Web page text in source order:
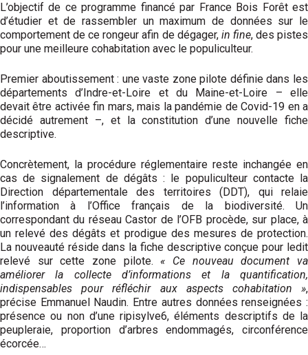
L’objectif de ce programme financé par France Bois Forêt est
d’étudier et de rassembler un maximum de données sur le
comportement de ce rongeur afin de dégager, in fine, des pistes
pour une meilleure cohabitation avec le populiculteur.
Premier aboutissement : une vaste zone pilote définie dans les
départements d’Indre-et-Loire et du Maine-et-Loire – elle
devait être activée fin mars, mais la pandémie de Covid-19 en a
décidé autrement –, et la constitution d’une nouvelle fiche
descriptive.
Concrètement, la procédure réglementaire reste inchangée en
cas de signalement de dégâts : le populiculteur contacte la
Direction départementale des territoires (DDT), qui relaie
l’information à l’Office français de la biodiversité. Un
correspondant du réseau Castor de l’OFB procède, sur place, à
un relevé des dégâts et prodigue des mesures de protection.
La nouveauté réside dans la fiche descriptive conçue pour ledit
relevé sur cette zone pilote. « Ce nouveau document va
améliorer la collecte d’informations et la quantification,
indispensables pour réfléchir aux aspects cohabitation »,
précise Emmanuel Naudin. Entre autres données renseignées :
présence ou non d’une ripisylve6, éléments descriptifs de la
peupleraie, proportion d’arbres endommagés, circonférence
écorcée…